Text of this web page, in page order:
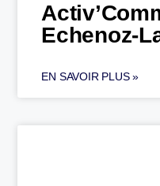
Echenoz-
EN SAVOIR PLUS »